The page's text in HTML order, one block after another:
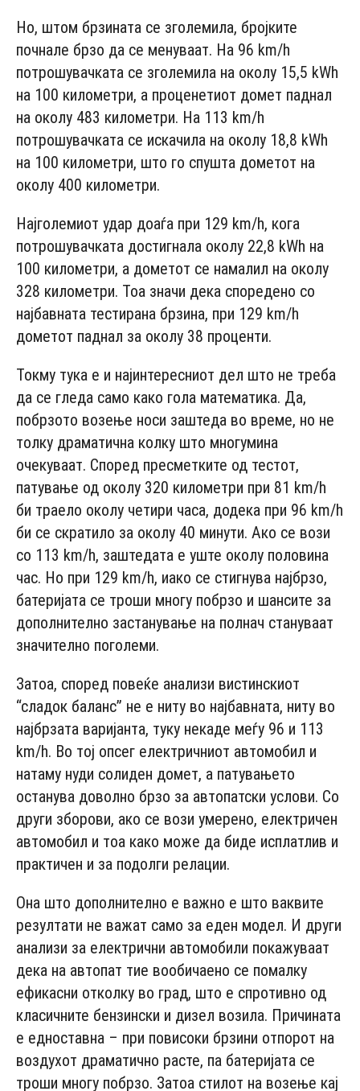
Но, штом брзината се зголемила, бројките
почнале брзо да се менуваат. На 96 km/h
потрошувачката се зголемила на околу 15,5 kWh
на 100 километри, а проценетиот домет паднал
на околу 483 километри. На 113 km/h
потрошувачката се искачила на околу 18,8 kWh
на 100 километри, што го спушта дометот на
околу 400 километри.
Најголемиот удар доаѓа при 129 km/h, кога
потрошувачката достигнала околу 22,8 kWh на
100 километри, а дометот се намалил на околу
328 километри. Тоа значи дека споредено со
најбавната тестирана брзина, при 129 km/h
дометот паднал за околу 38 проценти.
Токму тука е и најинтересниот дел што не треба
да се гледа само како гола математика. Да,
побрзото возење носи заштеда во време, но не
толку драматична колку што многумина
очекуваат. Според пресметките од тестот,
патување од околу 320 километри при 81 km/h
би траело околу четири часа, додека при 96 km/h
би се скратило за околу 40 минути. Ако се вози
со 113 km/h, заштедата е уште околу половина
час. Но при 129 km/h, иако се стигнува најбрзо,
батеријата се троши многу побрзо и шансите за
дополнително застанување на полнач стануваат
значително поголеми.
Затоа, според повеќе анализи вистинскиот
“сладок баланс” не е ниту во најбавната, ниту во
најбрзата варијанта, туку некаде меѓу 96 и 113
km/h. Во тој опсег електричниот автомобил и
натаму нуди солиден домет, а патувањето
останува доволно брзо за автопатски услови. Со
други зборови, ако се вози умерено, електричен
автомобил и тоа како може да биде исплатлив и
практичен и за подолги релации.
Она што дополнително е важно е што ваквите
резултати не важат само за еден модел. И други
анализи за електрични автомобили покажуваат
дека на автопат тие вообичаено се помалку
ефикасни отколку во град, што е спротивно од
класичните бензински и дизел возила. Причината
е едноставна – при повисоки брзини отпорот на
воздухот драматично расте, па батеријата се
троши многу побрзо. Затоа стилот на возење кај